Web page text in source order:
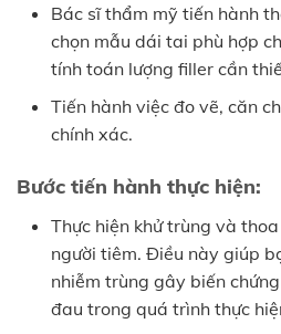
Bác sĩ thẩm mỹ tiến hành
chọn mẫu dái tai phù hợp
tính toán lượng filler cần
Tiến hành việc đo vẽ, căn
chính xác.
Bước tiến hành thực hiện:
Thực hiện khử trùng và
người tiêm. Điều này giúp
nhiễm trùng gây biến
đau trong quá trình thực